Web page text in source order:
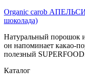
Organic carob
шоколада)
Натуральный порошок
он напоминает какао-
полезный
Каталог